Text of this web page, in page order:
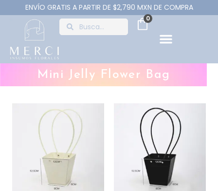
ENVÍO GRATIS A PARTIR DE $2,790 MXN DE COMPRA
0
Mini Jelly Flower Bag